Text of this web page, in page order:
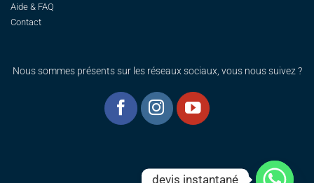
Aide & FAQ
Contact
Nous sommes présents sur les réseaux sociaux, vous nous suivez ?
devis instantané